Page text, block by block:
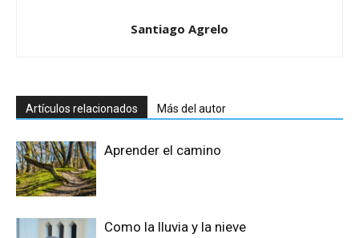
Santiago Agrelo
Artículos relacionados Más del autor
Aprender el camino
Como la lluvia y la nieve